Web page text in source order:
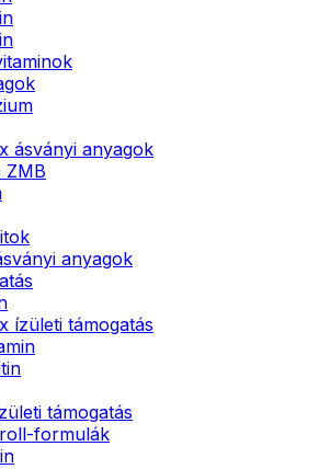
ásványi anyagok
ZMB
anyagok
ízületi támogatás
támogatás
formulák